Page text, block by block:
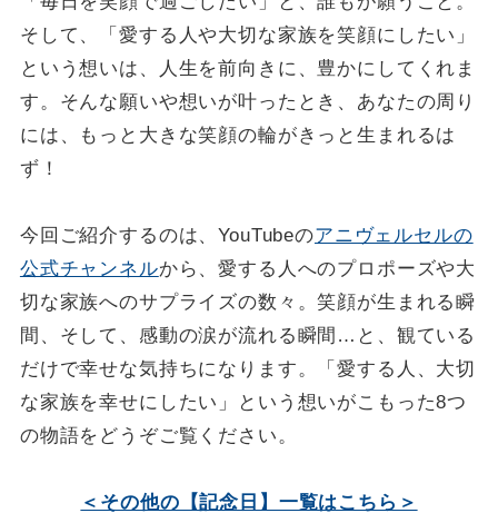
そして、「愛する人や大切な家族を笑顔にしたい」
という想いは、人生を前向きに、豊かにしてくれま
す。そんな願いや想いが叶ったとき、あなたの周り
には、もっと大きな笑顔の輪がきっと生まれるは
ず！
今回ご紹介するのは、YouTubeのアニヴェルセルの
公式チャンネルから、愛する人へのプロポーズや大
切な家族へのサプライズの数々。笑顔が生まれる瞬
間、そして、感動の涙が流れる瞬間…と、観ている
だけで幸せな気持ちになります。「愛する人、大切
な家族を幸せにしたい」という想いがこもった8つ
の物語をどうぞご覧ください。
＜その他の【記念日】一覧はこちら＞